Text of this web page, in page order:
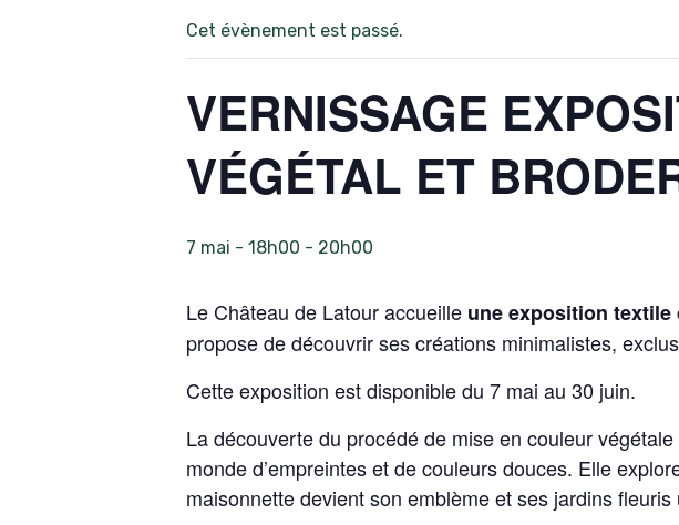
Cet évènement est passé.
VERNISSAGE
VÉGÉTAL ET
7 mai - 18h00 - 20h00
Le Château de Latour accueille une exposition textile
propose de découvrir ses créations minimalistes,
Cette exposition est disponible du 7 mai au 30 juin.
La découverte du procédé de mise en couleur
monde d’empreintes et de couleurs douces. Elle
maisonnette devient son emblème et ses jardins